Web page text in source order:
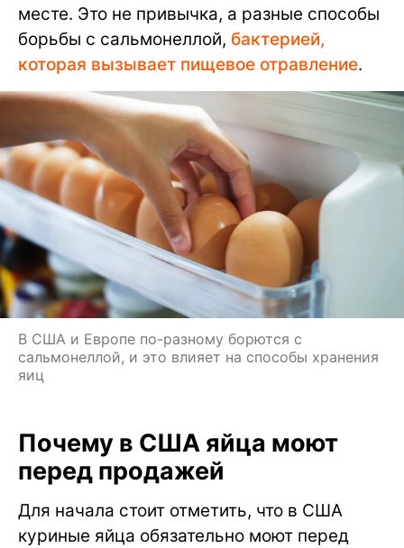
месте. Это не привычка, а разные способы
борьбы с сальмонеллой, бактерией,
которая вызывает пищевое отравление.
В США и Европе по-разному борются с
сальмонеллой, и это влияет на способы хранения
яиц
Почему в США яйца моют
перед продажей
Для начала стоит отметить, что в США
куриные яйца обязательно моют перед